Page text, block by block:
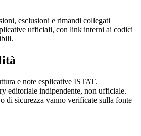
esclusioni e rimandi collegati
ufficiali, con link interni ai codici
e note esplicative ISTAT.
editoriale indipendente, non ufficiale.
di sicurezza vanno verificate sulla fonte